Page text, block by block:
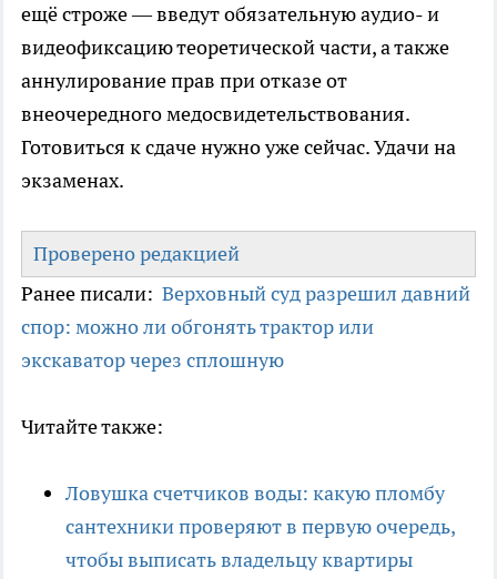
ещё строже — введут обязательную аудио- и
видеофиксацию теоретической части, а также
аннулирование прав при отказе от
внеочередного медосвидетельствования.
Готовиться к сдаче нужно уже сейчас. Удачи на
экзаменах.
Проверено редакцией
Ранее писали: Верховный суд разрешил давний
спор: можно ли обгонять трактор или
экскаватор через сплошную
Читайте также:
Ловушка счетчиков воды: какую пломбу
сантехники проверяют в первую очередь,
чтобы выписать владельцу квартиры